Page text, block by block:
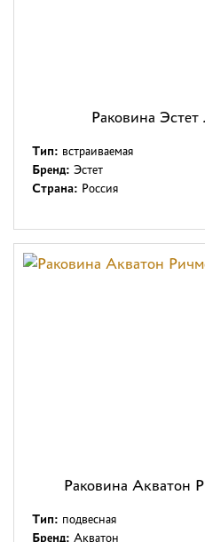
Раковина
Тип: встраиваемая
Бренд: Эстет
Страна: Россия
Раковина Акватон
Тип: подвесная
Бренд: Акватон